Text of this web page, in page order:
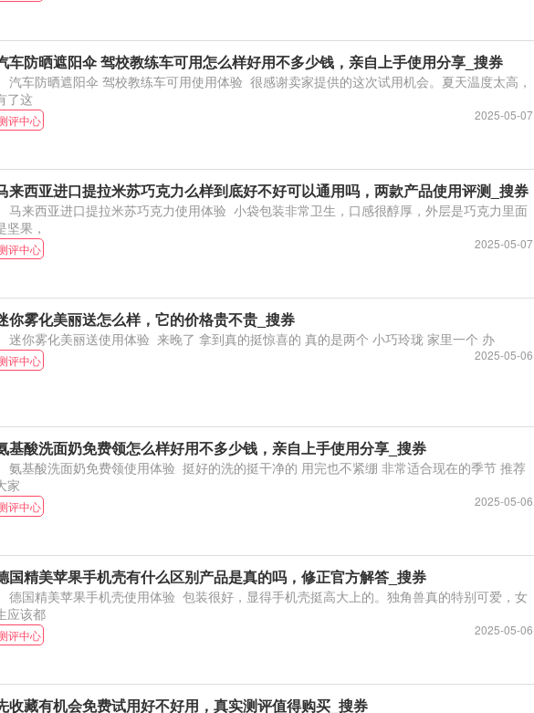
车防晒遮阳伞 驾校教练车可用怎么样好用不多少钱，亲自上手使用分享_搜券
防晒遮阳伞 驾校教练车可用使用体验 很感谢卖家提供的这次试用机会。夏天温度太高，
了这
评中心 2025-05-07
来西亚进口提拉米苏巧克力么样到底好不好可以通用吗，两款产品使用评测_搜券
西亚进口提拉米苏巧克力使用体验 小袋包装非常卫生，口感很醇厚，外层是巧克力里面
坚果，
评中心 2025-05-07
你雾化美丽送怎么样，它的价格贵不贵_搜券
迷你雾化美丽送使用体验 来晚了 拿到真的挺惊喜的 真的是两个 小巧玲珑 家里一个 办
评中心 2025-05-06
基酸洗面奶免费领怎么样好用不多少钱，亲自上手使用分享_搜券
酸洗面奶免费领使用体验 挺好的洗的挺干净的 用完也不紧绷 非常适合现在的季节 推荐
家
评中心 2025-05-06
国精美苹果手机壳有什么区别产品是真的吗，修正官方解答_搜券
精美苹果手机壳使用体验 包装很好，显得手机壳挺高大上的。独角兽真的特别可爱，女
应该都
评中心 2025-05-06
收藏有机会免费试用好不好用，真实测评值得购买_搜券